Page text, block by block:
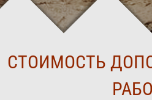
СТОИМОСТЬ